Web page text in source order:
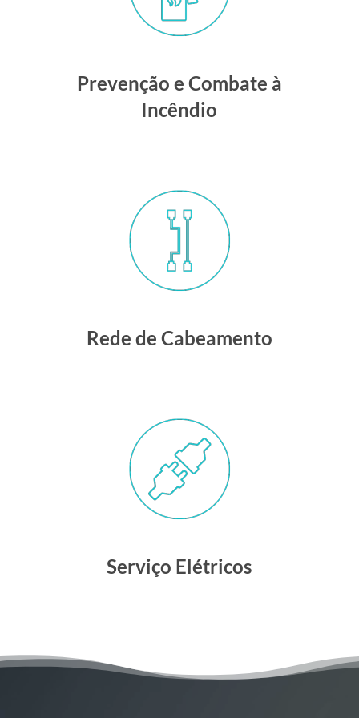
Prevenção e Combate à
Incêndio
Rede de Cabeamento
Serviço Elétricos